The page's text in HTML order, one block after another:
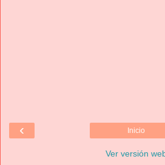
‹ Inicio
Ver versión